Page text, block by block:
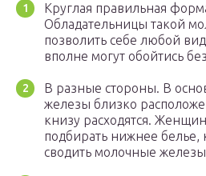
Круглая правильная
Обладательницы такой
позволить себе любой
вполне могут обойтись
В разные стороны. В
железы близко
книзу расходятся.
подбирать нижнее белье,
сводить молочные железы